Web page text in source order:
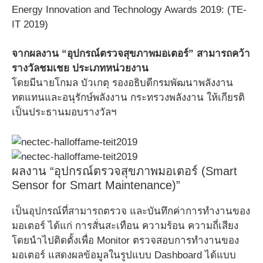
Energy Innovation and Technology Awards 2019: (TE-
IT 2019)
จากผลงาน “อุปกรณ์ตรวจสุขภาพมอเตอร์” สามารถคว้า
รางวัลชมเชย ประเภทหน่วยงาน
โดยมีนายโกมล บัวเกตุ รองอธิบดีกรมพัฒนาพลังงาน
ทดแทนและอนุรักษ์พลังงาน กระทรวงพลังงาน ให้เกียรติ
เป็นประธานมอบรางวัลฯ
ผลงาน “อุปกรณ์ตรวจสุขภาพมอเตอร์ (Smart
Sensor for Smart Maintenance)”
เป็นอุปกรณ์ที่สามารถตรวจ และบันทึกค่าการทำงานของ
มอเตอร์ ได้แก่ การสั่นสะเทือน ความร้อน ความถี่เสียง
โดยนำไปติดตั้งเพื่อ Monitor ตรวจสอบการทำงานของ
มอเตอร์ แสดงผลข้อมูลในรูปแบบ Dashboard ได้แบบ